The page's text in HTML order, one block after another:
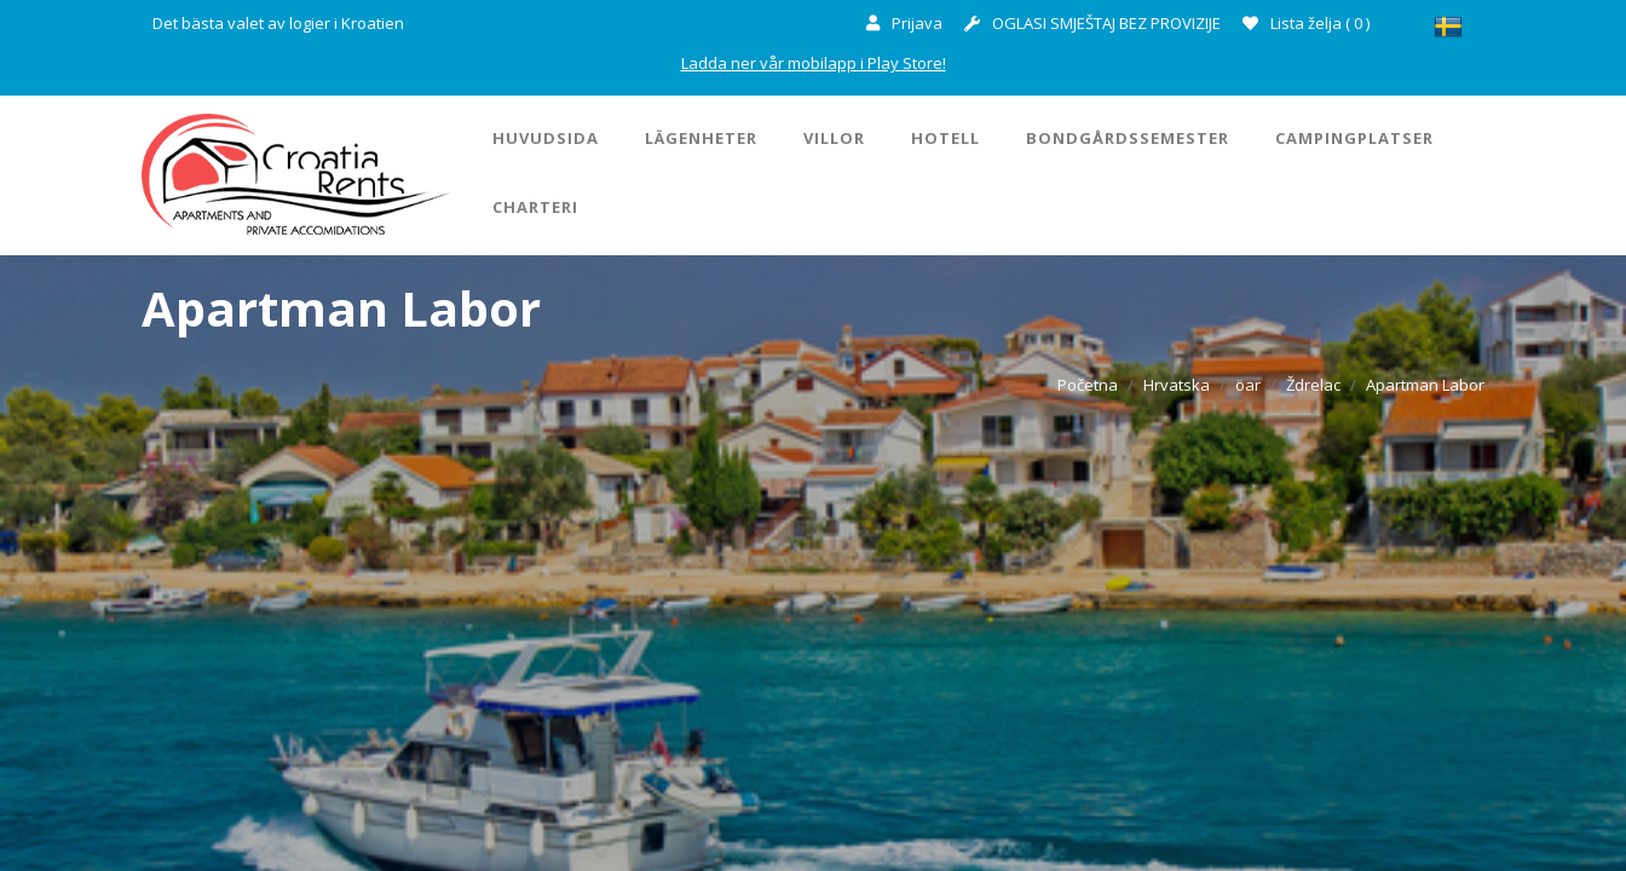
Det bästa valet av logier i Kroatien Prijava OGLASI SMJEŠTAJ BEZ PROVIZIJE Lista želja (0)
Ladda ner vår mobilapp i Play Store!
HUVUDSIDA LÄGENHETER VILLOR HOTELL BONDGÅRDSSEMESTER CAMPINGPLATSER
CHARTERI
Apartman Labor
Početna Hrvatska öar Ždrelac Apartman Labor